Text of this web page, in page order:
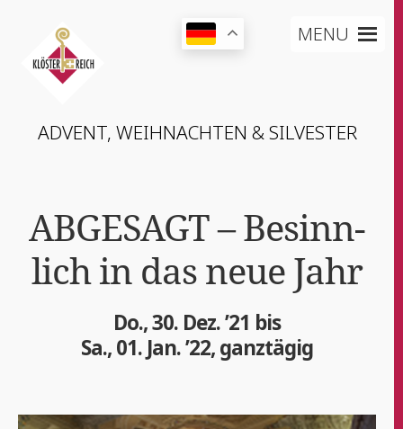
MENU
ADVENT, WEIH­NACH­TEN & SILVESTER
ABGESAGT – Besinn­
lich in das neue Jahr
Do., 30. Dez. ’21 bis
Sa., 01. Jan. ’22, ganztägig